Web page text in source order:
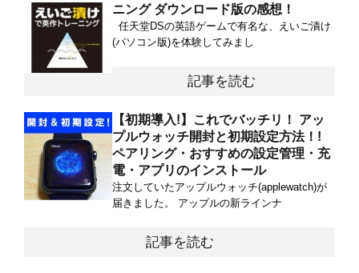
ニング ダウンロード版の感想！
任天堂DSの英語ゲームで有名な、えいご漬け
(パソコン版)を体験してみまし
記事を読む
【初期導入!】これでバッチリ！ アッ
プルウォッチ開封と初期設定方法！!
ペアリング・おすすめの設定管理・充
電・アプリのインストール
注文していたアップルウォッチ(applewatch)が
届きました。 アップルの新ラインナ
記事を読む